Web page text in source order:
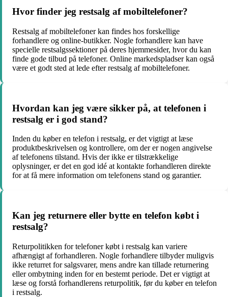
Hvor finder jeg restsalg af mobiltelefoner?
Restsalg af mobiltelefoner kan findes hos forskellige
forhandlere og online-butikker. Nogle forhandlere kan have
specielle restsalgssektioner på deres hjemmesider, hvor du kan
finde gode tilbud på telefoner. Online markedspladser kan også
være et godt sted at lede efter restsalg af mobiltelefoner.
Hvordan kan jeg være sikker på, at telefonen i
restsalg er i god stand?
Inden du køber en telefon i restsalg, er det vigtigt at læse
produktbeskrivelsen og kontrollere, om der er nogen angivelse
af telefonens tilstand. Hvis der ikke er tilstrækkelige
oplysninger, er det en god idé at kontakte forhandleren direkte
for at få mere information om telefonens stand og garantier.
Kan jeg returnere eller bytte en telefon købt i
restsalg?
Returpolitikken for telefoner købt i restsalg kan variere
afhængigt af forhandleren. Nogle forhandlere tilbyder muligvis
ikke returret for salgsvarer, mens andre kan tillade returnering
eller ombytning inden for en bestemt periode. Det er vigtigt at
læse og forstå forhandlerens returpolitik, før du køber en telefon
i restsalg.